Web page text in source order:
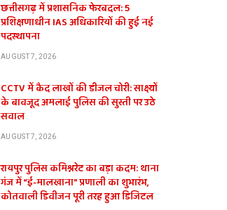
छत्तीसगढ़ में प्रशासनिक फेरबदल: 5
प्रशिक्षणाधीन IAS अधिकारियों की हुई नई
पदस्थापना
AUGUST 7, 2026
CCTV में कैद लाखों की डीजल चोरी: साक्ष्यों
के बावजूद अमलाई पुलिस की सुस्ती पर उठे
सवाल
AUGUST 7, 2026
रायपुर पुलिस कमिश्नरेट का बड़ा कदम: थाना
गंज में “ई-मालखाना” प्रणाली का शुभारंभ,
कोतवाली डिवीजन पूरी तरह हुआ डिजिटल